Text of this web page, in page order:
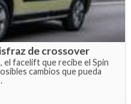
de crossover
el facelift que recibe el Spin
cambios que pueda